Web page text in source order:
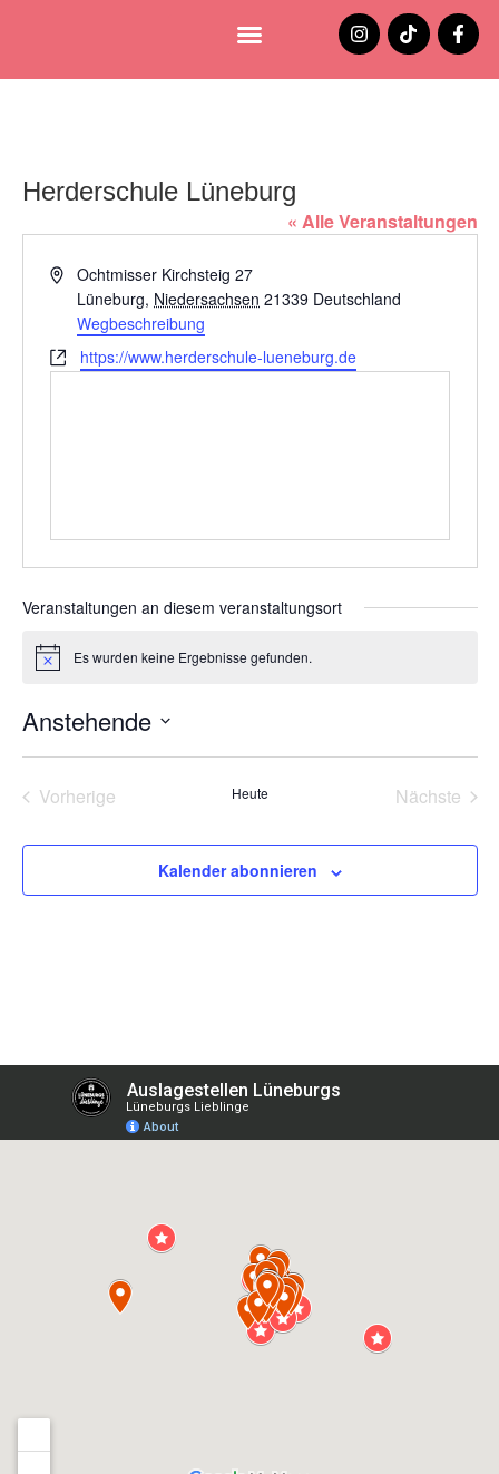
Herderschule Lüneburg
« Alle Veranstaltungen
AdresseOchtmisser Kirchsteig 27
Lüneburg, Niedersachsen 21339 Deutschland
Wegbeschreibung
Webseitehttps://www.herderschule-lueneburg.de
Veranstaltungen an diesem veranstaltungsort
HinweisEs wurden keine Ergebnisse gefunden.
Anstehende
VorherigeVeranstaltungenHeute Nächste
Kalender abonnieren